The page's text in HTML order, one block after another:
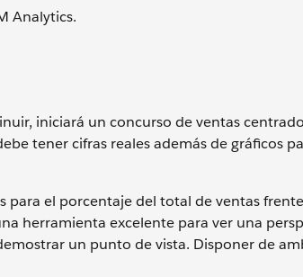
Analytics.
iniciará un concurso de ventas
tener cifras reales además de gráficos
para el porcentaje del total de ventas
herramienta excelente para ver una
un punto de vista. Disponer de